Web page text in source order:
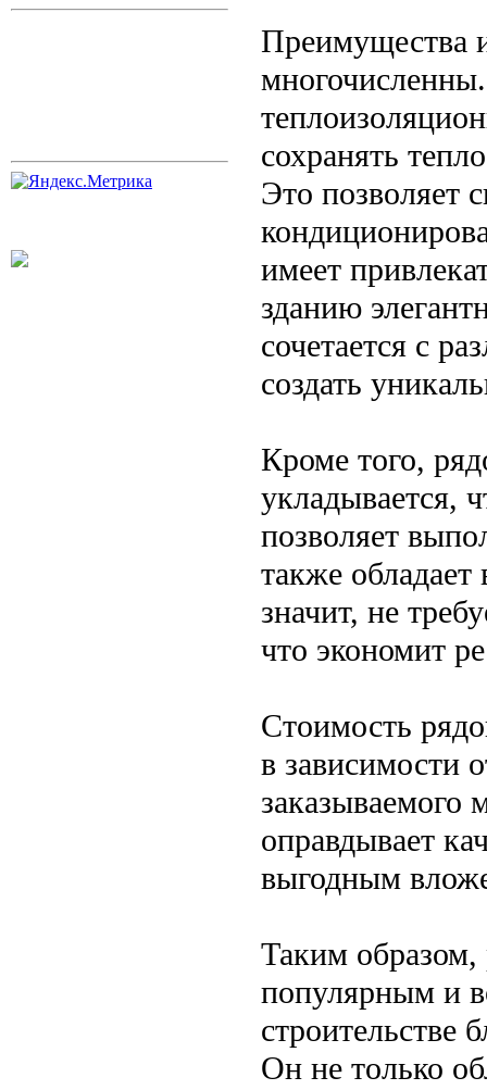
Преимущества
сохранять
Это позволяет
имеет
зданию
сочетается с
создать
Кроме того,
укладывается,
позволяет
также
значит, не
что экономит
Стоимость
в зависимости
заказываемого
оправдывает
выгодным
Таким образом,
популярным и
строительстве
Он не только